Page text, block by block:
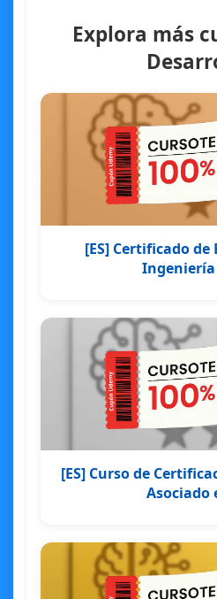
Explora más
[ES] Certificado
Ingeniería
[ES] Curso de
Asociado